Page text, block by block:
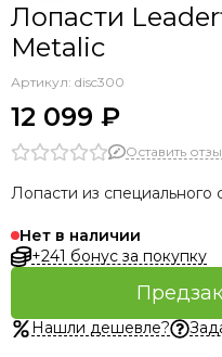
Лопасти
Metalic
Артикул: disc300
12 099 ₽
Оставить
Лопасти из специального
Нет в наличии
+241 бонус за покупку
Нашли дешевле?